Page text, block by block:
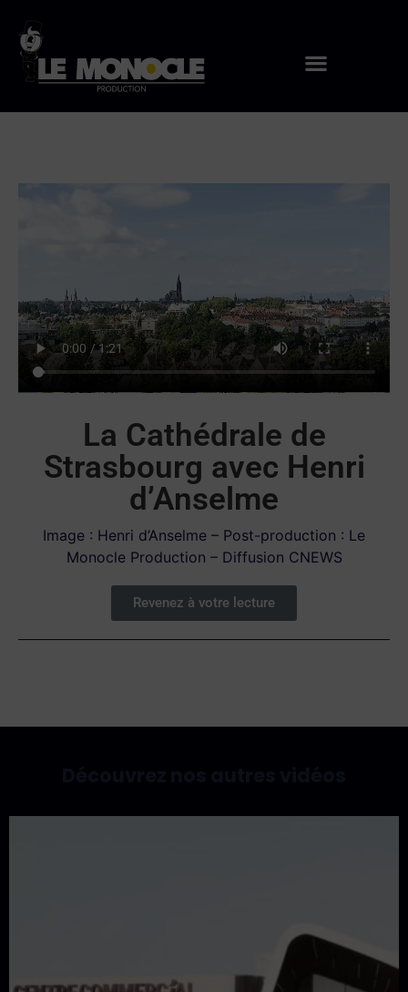
La Cathédrale de
Strasbourg avec Henri
d’Anselme
Image : Henri d’Anselme – Post-production : Le
Monocle Production – Diffusion CNEWS
Revenez à votre lecture